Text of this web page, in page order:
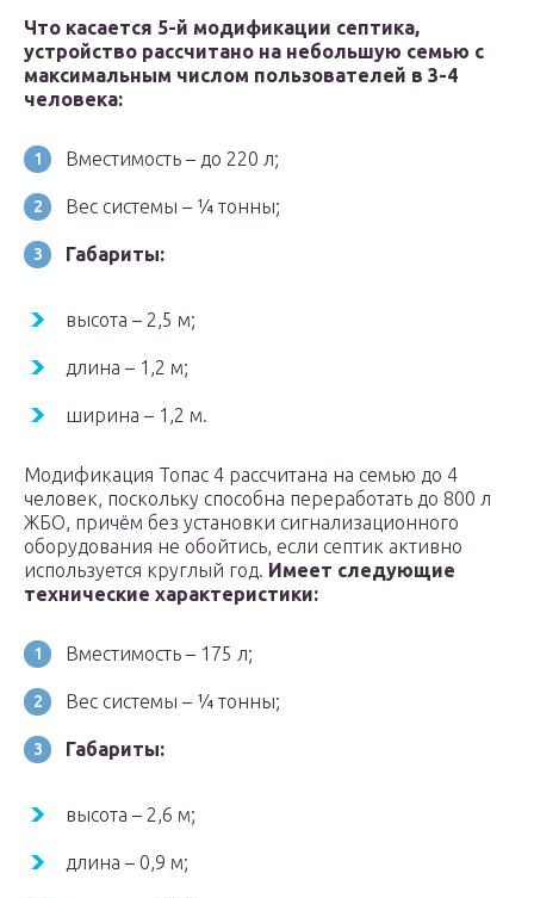
Что касается 5-й модификации септика,
устройство рассчитано на небольшую семью с
максимальным числом пользователей в 3-4
человека:
Вместимость – до 220 л;
Вес системы – ¼ тонны;
Габариты:
высота – 2,5 м;
длина – 1,2 м;
ширина – 1,2 м.
Модификация Топас 4 рассчитана на семью до 4
человек, поскольку способна переработать до 800 л
ЖБО, причём без установки сигнализационного
оборудования не обойтись, если септик активно
используется круглый год. Имеет следующие
технические характеристики:
Вместимость – 175 л;
Вес системы – ¼ тонны;
Габариты:
высота – 2,6 м;
длина – 0,9 м;